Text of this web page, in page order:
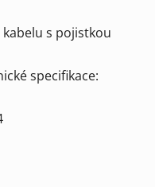
s pojistkou
specifikace: